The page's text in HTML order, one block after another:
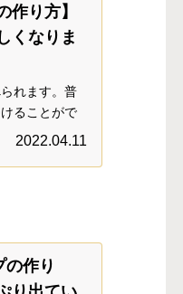
り方】
くなりま
れます。普
ることがで
ーナーで見
2022.04.11
作り